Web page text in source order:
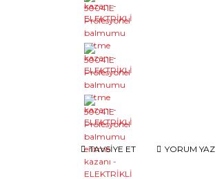
TAVSİYE ET YORUM YAZ